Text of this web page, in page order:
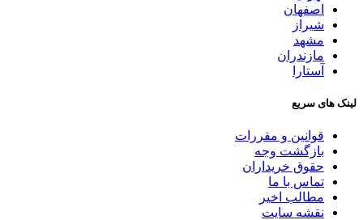
اصفهان
شیراز
مشهد
مازندران
آستارا
لینک های سریع
قوانین و مقررات
بازگشت وجه
حقوق خریداران
تماس با ما
مطالب اخیر
نقشه سایت